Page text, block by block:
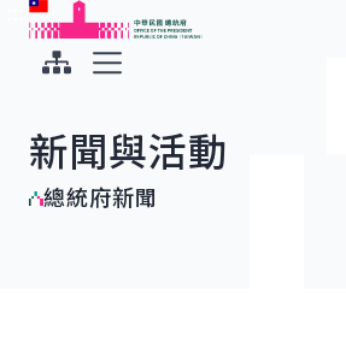
跳到主要內容
中華民國總統府
新聞與活動
總統府新聞